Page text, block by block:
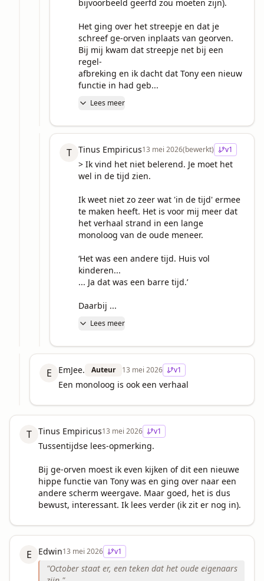
bijvoorbeeld geërfd zou moeten zijn).
Het ging over het streepje en dat je
schreef ge-orven inplaats van georven.
Bij mij kwam dat streepje net bij een
regel-
afbreking en ik dacht dat Tony een nieuw
functie in had geb...
Lees meer
T Tinus Empiricus13 mei 2026(bewerkt) v1
> Ik vind het niet belerend. Je moet het
wel in de tijd zien.
Ik weet niet zo zeer wat 'in de tijd' ermee
te maken heeft. Het is voor mij meer dat
het verhaal strand in een lange
monoloog van de oude meneer.
‘Het was een andere tijd. Huis vol
kinderen...
... Ja dat was een barre tijd.’
Daarbij ...
Lees meer
E EmJee. Auteur 13 mei 2026 v1
Een monoloog is ook een verhaal
T Tinus Empiricus13 mei 2026 v1
Tussentijdse lees-opmerking.
Bij ge-orven moest ik even kijken of dit een nieuwe
hippe functie van Tony was en ging over naar een
andere scherm weergave. Maar goed, het is dus
bewust, interessant. Ik lees verder (ik zit er nog in).
E Edwin13 mei 2026 v1
"October staat er, een teken dat het oude eigenaars